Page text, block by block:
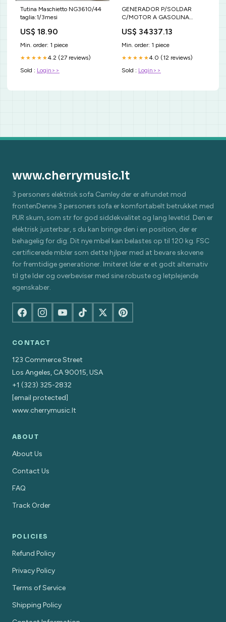
Tutina Maschietto NG3610/44
taglia:1/3mesi
US$ 18.90
Min. order: 1 piece
★★★★★4.2 (27 reviews)
Sold : Login>>
GENERADOR P/SOLDAR
C/MOTOR A GASOLINA
(INICIO ELEC. 110/220V))
SKU Z-671050 Cleveland
US$ 34337.13
Min. order: 1 piece
★★★★★4.0 (12 reviews)
Sold : Login>>
www.cherrymusic.lt
3 personers elektrisk sofa Camley der er afrundet mod
frontenDenne 3 personers sofa er komfortabelt betrukket med
PUR skum, som str for god siddekvalitet og lang levetid. Den er
elektrisk justerbar, s du kan bringe den i en position, der er
behagelig for dig. Dit nye mbel kan belastes op til 120 kg. FSC
certificerede mbler som dette hjlper med at bevare skovene
for fremtidige generationer. Imiteret lder er et godt alternativ
til gte lder og overbeviser med sine robuste og letplejende
egenskaber.
CONTACT
123 Commerce Street
Los Angeles, CA 90015, USA
+1 (323) 325-2832
[email protected]
www.cherrymusic.lt
ABOUT
About Us
Contact Us
FAQ
Track Order
POLICIES
Refund Policy
Privacy Policy
Terms of Service
Shipping Policy